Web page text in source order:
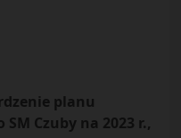
planu
Czuby na 2023 r.,